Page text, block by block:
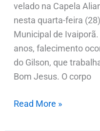
velado na Capela
nesta quarta-feira
Municipal de
anos, falecimento
do Gilson, que
Bom Jesus. O corpo
Read More »